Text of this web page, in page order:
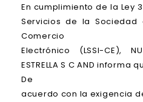
En cumplimiento de la Ley
Servicios de la
Comercio
Electrónico (LSSI-CE),
ESTRELLA S C AND
De
acuerdo con la exigencia